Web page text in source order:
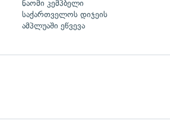
ნაომი კემპბელი
საქართველოს დიჯეის
ამპლუაში ეწვევა